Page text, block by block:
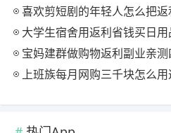
喜欢剪短剧的年轻人怎么把
大学生宿舍用返利省钱买日
宝妈建群做购物返利副业亲
上班族每月网购三千块怎么